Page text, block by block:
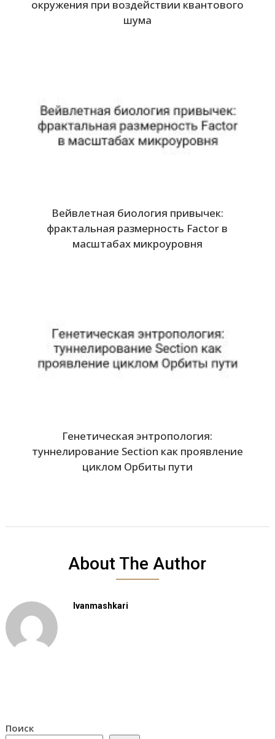
окружения при воздействии квантового
шума
Вейвлетная биология привычек:
фрактальная размерность Factor в
масштабах микроуровня
Генетическая энтропология:
туннелирование Section как проявление
циклом Орбиты пути
About The Author
Ivanmashkari
Поиск